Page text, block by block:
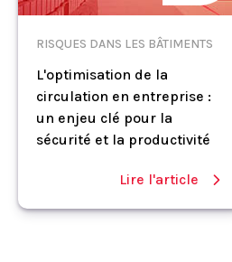
RISQUES DANS LES BÂTIMENTS
L'optimisation de la
circulation en entreprise :
un enjeu clé pour la
sécurité et la productivité
Lire l'article